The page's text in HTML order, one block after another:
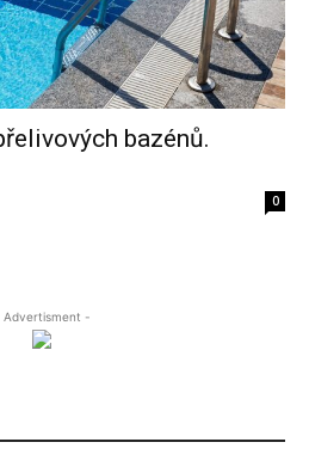
bazénů.
0
Advertisment -